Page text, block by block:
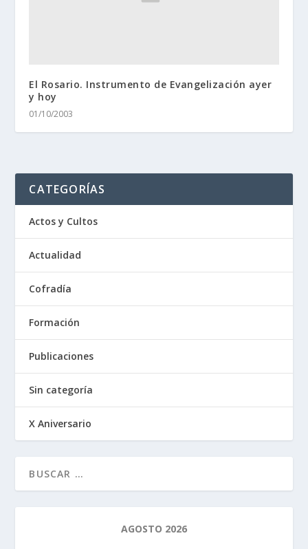
El Rosario. Instrumento de Evangelización ayer
y hoy
01/10/2003
CATEGORÍAS
Actos y Cultos
Actualidad
Cofradía
Formación
Publicaciones
Sin categoría
X Aniversario
AGOSTO 2026